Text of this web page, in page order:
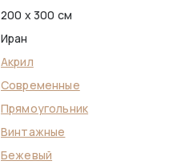
200 x 300 см
Иран
Акрил
Современные
Прямоугольник
Винтажные
Бежевый